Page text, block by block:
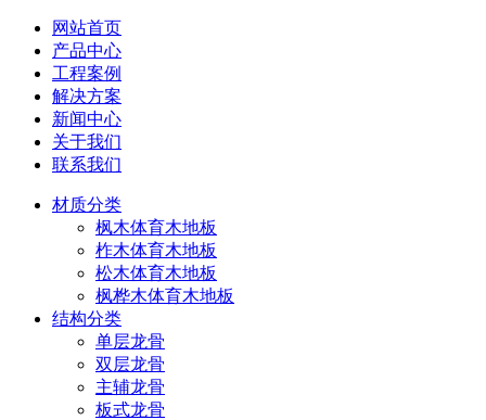
网站首页
产品中心
工程案例
解决方案
新闻中心
关于我们
联系我们
材质分类
枫木体育木地板
柞木体育木地板
松木体育木地板
枫桦木体育木地板
结构分类
单层龙骨
双层龙骨
主辅龙骨
板式龙骨